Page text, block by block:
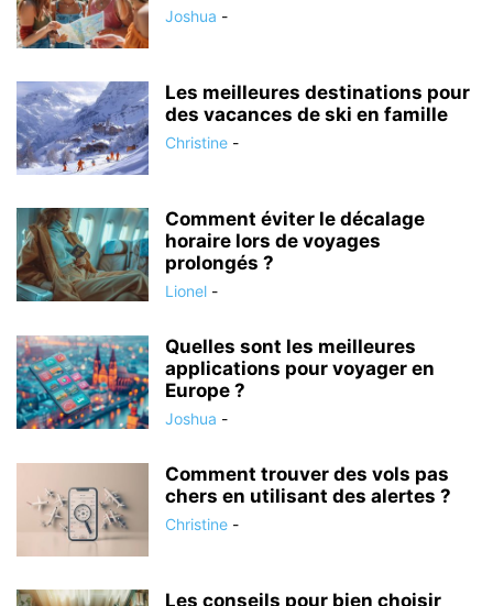
Joshua -
Les meilleures destinations pour
des vacances de ski en famille
Christine -
Comment éviter le décalage
horaire lors de voyages
prolongés ?
Lionel -
Quelles sont les meilleures
applications pour voyager en
Europe ?
Joshua -
Comment trouver des vols pas
chers en utilisant des alertes ?
Christine -
Les conseils pour bien choisir